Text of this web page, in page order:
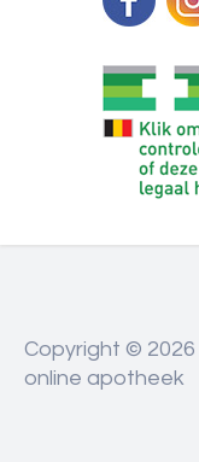
Copyright © 2026
online apotheek